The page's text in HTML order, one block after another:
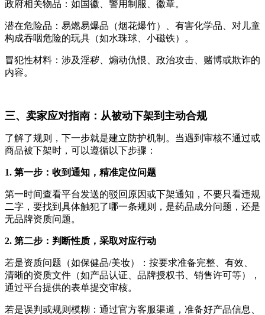
政府相关物品：如国徽、警用制服、徽章。
潜在危险品：易燃易爆品（烟花爆竹）、有害化学品、对儿童
构成吞咽危险的玩具（如水珠球、小磁铁）。
冒犯性材料：涉及淫秽、煽动仇恨、政治攻击、赌博或欺诈的
内容。
三、卖家应对指南：从被动下架到主动合规
了解了规则，下一步就是建立防护机制。当遇到审核不通过或
商品被下架时，可以遵循以下步骤：
1. 第一步：收到通知，精准定位问题
第一时间查看平台发送的驳回原因或下架通知，不要只看违规
二字，要找到具体触犯了哪一条规则，是药品成分问题，还是
无品牌资质问题。
2. 第二步：判断性质，采取对应行动
若是资质问题（如保健品/美妆）：按要求准备完整、有效、
清晰的资质文件（如产品认证、品牌授权书、销售许可等），
通过平台提供的表单提交审核。
若是误判或规则模糊：通过官方客服渠道，准备好产品信息、